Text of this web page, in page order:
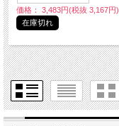
価格： 3,483円(税抜 3,167円)
在庫切れ